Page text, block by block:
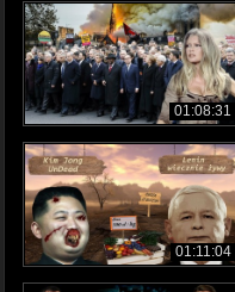
01:08:31
01:11:04